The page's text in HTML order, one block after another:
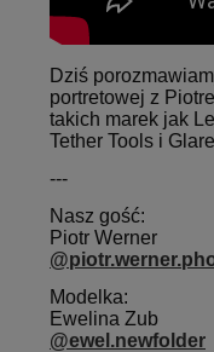
Dziś
portretowej z
takich marek jak
Tether Tools i
---
Nasz gość:
Piotr Werner
Modelka:
Ewelina Zub
@ewel.newfolder